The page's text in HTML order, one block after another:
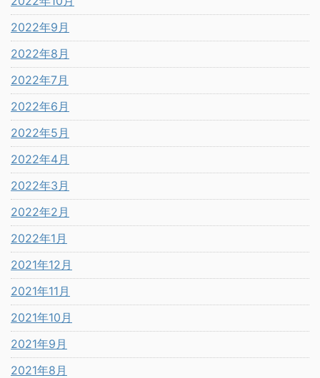
2022年9月
2022年8月
2022年7月
2022年6月
2022年5月
2022年4月
2022年3月
2022年2月
2022年1月
2021年12月
2021年11月
2021年10月
2021年9月
2021年8月